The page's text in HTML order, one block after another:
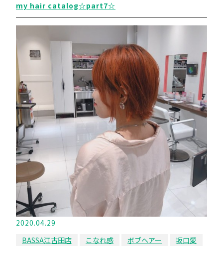
my hair catalog☆part7☆
2020.04.29
BASSA江古田店
こなれ感 ボブヘアー 坂口愛